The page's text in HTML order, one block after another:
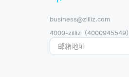
business@zilliz.com
4000-zilliz（4000945549）